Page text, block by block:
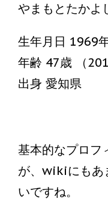
やまもとたかよ
生年月日 1969
年齢 47歳 （
出身 愛知県
基本的なプロフ
が、wikiにもあ
いですね。